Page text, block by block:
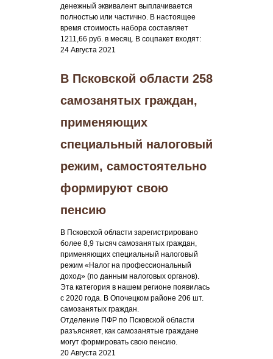
денежный эквивалент выплачивается
полностью или частично. В настоящее
время стоимость набора составляет
1211,66 руб. в месяц. В соцпакет входят:
24 Августа 2021
В Псковской области 258
самозанятых граждан,
применяющих
специальный налоговый
режим, самостоятельно
формируют свою
пенсию
В Псковской области зарегистрировано
более 8,9 тысяч самозанятых граждан,
применяющих специальный налоговый
режим «Налог на профессиональный
доход» (по данным налоговых органов).
Эта категория в нашем регионе появилась
с 2020 года. В Опочецком районе 206 шт.
самозанятых граждан.
Отделение ПФР по Псковской области
разъясняет, как самозанятые граждане
могут формировать свою пенсию.
20 Августа 2021